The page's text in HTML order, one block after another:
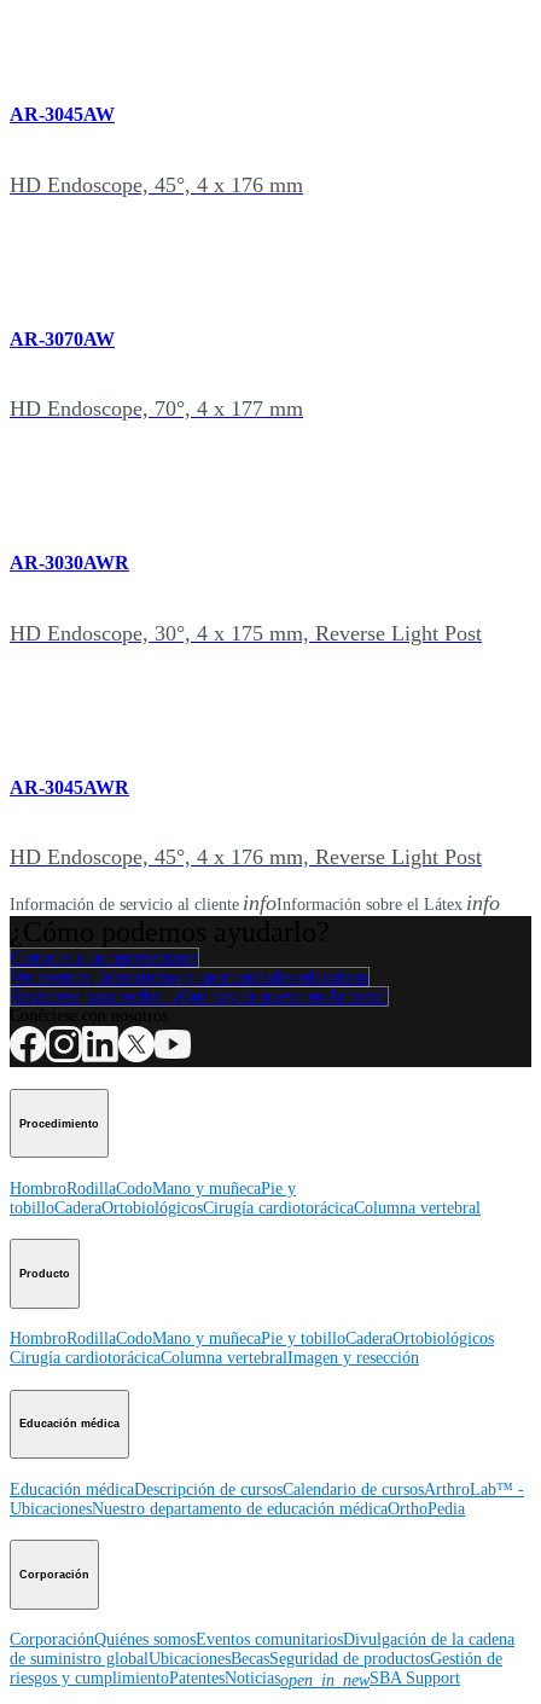
AR-3045AW
HD Endoscope, 45°, 4 x 176 mm
AR-3070AW
HD Endoscope, 70°, 4 x 177 mm
AR-3030AWR
HD Endoscope, 30°, 4 x 175 mm, Reverse Light Post
AR-3045AWR
HD Endoscope, 45°, 4 x 176 mm, Reverse Light Post
Información de servicio al cliente infoInformación sobre el Látex info
Contacte a un representante
Ver eventos, laboratorios y oportunidades educativas
Regístrese para recibir: ¿Qué hay de nuevo en Arthrex?
Procedimiento
HombroRodillaCodoMano y muñecaPie y
tobilloCaderaOrtobiológicosCirugía cardiotorácicaColumna vertebral
Producto
HombroRodillaCodoMano y muñecaPie y tobilloCaderaOrtobiológicos
Cirugía cardiotorácicaColumna vertebralImagen y resección
Educación médica
Educación médicaDescripción de cursosCalendario de cursosArthroLab™ -
UbicacionesNuestro departamento de educación médicaOrthoPedia
Corporación
CorporaciónQuiénes somosEventos comunitariosDivulgación de la cadena
de suministro globalUbicacionesBecasSeguridad de productosGestión de
riesgos y cumplimientoPatentesNoticiasopen_in_newSBA Support